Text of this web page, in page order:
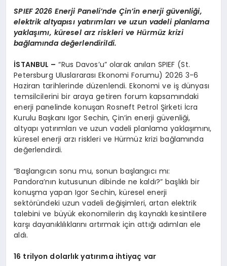
SPIEF 2026 Enerji Paneli’nde Çin’in enerji güvenliği,
elektrik altyapısı yatırımları ve uzun vadeli planlama
yaklaşımı, küresel arz riskleri ve Hürmüz krizi
bağlamında değerlendirildi.
İSTANBUL – “Rus Davos’u” olarak anılan SPIEF (St.
Petersburg Uluslararası Ekonomi Forumu) 2026 3-6
Haziran tarihlerinde düzenlendi. Ekonomi ve iş dünyası
temsilcilerini bir araya getiren forum kapsamındaki
enerji panelinde konuşan Rosneft Petrol Şirketi İcra
Kurulu Başkanı Igor Sechin, Çin’in enerji güvenliği,
altyapı yatırımları ve uzun vadeli planlama yaklaşımını,
küresel enerji arzı riskleri ve Hürmüz krizi bağlamında
değerlendirdi.
“Başlangıcın sonu mu, sonun başlangıcı mı:
Pandora’nın kutusunun dibinde ne kaldı?” başlıklı bir
konuşma yapan Igor Sechin, küresel enerji
sektöründeki uzun vadeli değişimleri, artan elektrik
talebini ve büyük ekonomilerin dış kaynaklı kesintilere
karşı dayanıklılıklarını artırmak için attığı adımları ele
aldı.
16 trilyon dolarlık yatırıma ihtiyaç var